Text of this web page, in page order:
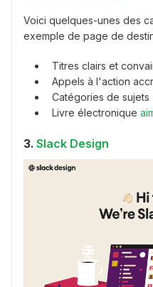
Voici quelques-unes des
exemple de page de
Titres clairs et
Appels à l'action
Catégories de sujets
Livre électronique
3. Slack Design